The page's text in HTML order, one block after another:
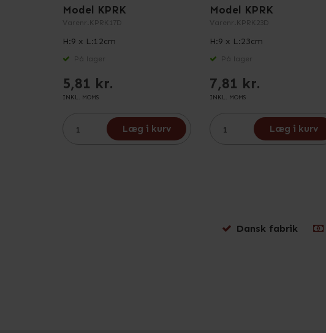
Model KPRK
Varenr. KPRK17D
H:9 x L:12cm
På lager
5,81 kr.
INKL. MOMS
Læg i kurv
Model KPRK
Varenr. KPRK23D
H:9 x L:23cm
På lager
7,81 kr.
INKL. MOMS
Læg i kurv
Dansk fabrik